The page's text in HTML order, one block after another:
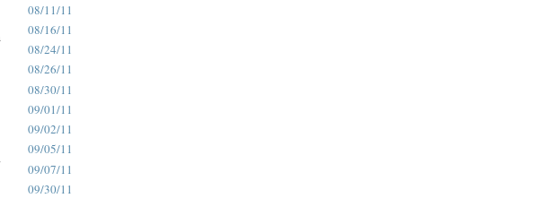
08/11/11
08/16/11
08/24/11
08/26/11
08/30/11
09/01/11
09/02/11
09/05/11
09/07/11
09/30/11